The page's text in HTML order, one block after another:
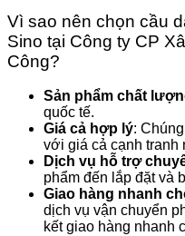
Vì sao nên chọn cầu
Sino tại Công ty CP
Công?
Sản phẩm chất
quốc tế.
Giá cả hợp lý:
với giá cả cạnh tranh
Dịch vụ hỗ trợ
phẩm đến lắp đặt và
Giao hàng nhanh
dịch vụ vận chuyển
kết giao hàng nhanh